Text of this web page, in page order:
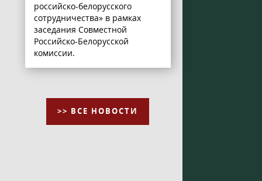
российско-белорусского
сотрудничества» в рамках
заседания Совместной
Российско-Белорусской
комиссии.
>> ВСЕ НОВОСТИ